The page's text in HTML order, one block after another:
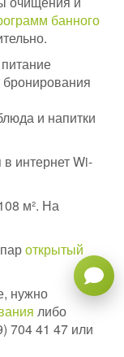
банного
и напитки
интернет Wi-
м². На
открытый
нужно
либо
704 41 47 или